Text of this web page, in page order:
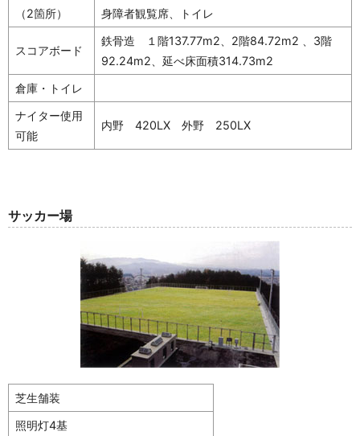
（2箇所）
身障者観覧席、トイレ
スコアボード
鉄骨造 １階137.77m2、2階84.72m2 、3階
92.24m2、延べ床面積314.73m2
倉庫・トイレ
ナイター使用
可能
内野 420LX 外野 250LX
サッカー場
芝生舗装
照明灯4基